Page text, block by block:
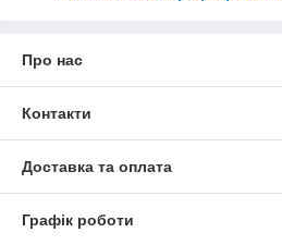
Про нас
Контакти
Доставка та оплата
Графік роботи